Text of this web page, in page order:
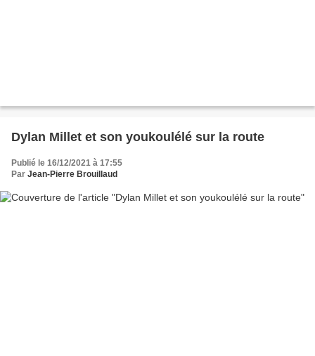
Dylan Millet et son youkoulélé sur la route
Publié le 16/12/2021 à 17:55
Par Jean-Pierre Brouillaud